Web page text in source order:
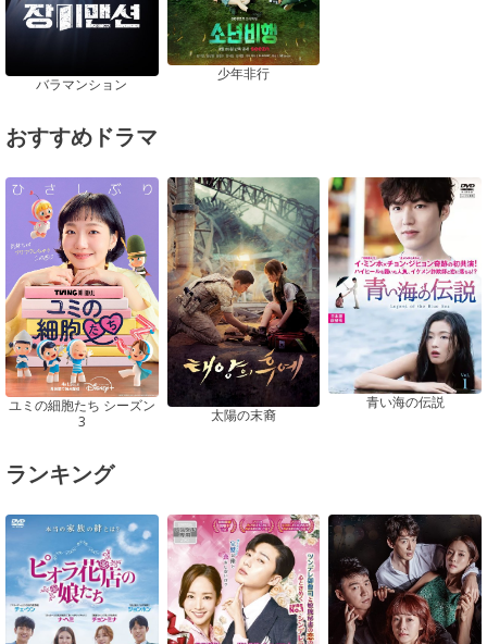
バラマンション
少年非行
おすすめドラマ
ユミの細胞たち シーズン
3
太陽の末裔
青い海の伝説
ランキング